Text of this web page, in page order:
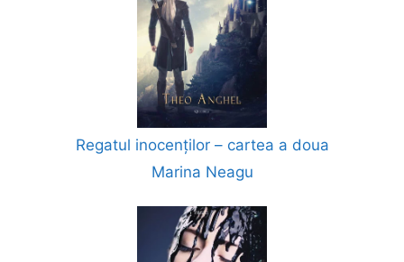
Regatul inocenților – cartea a doua
Marina Neagu